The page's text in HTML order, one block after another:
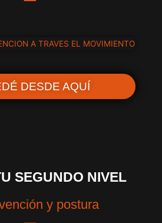
DESDE AQUÍ
SEGUNDO NIVEL
y postura